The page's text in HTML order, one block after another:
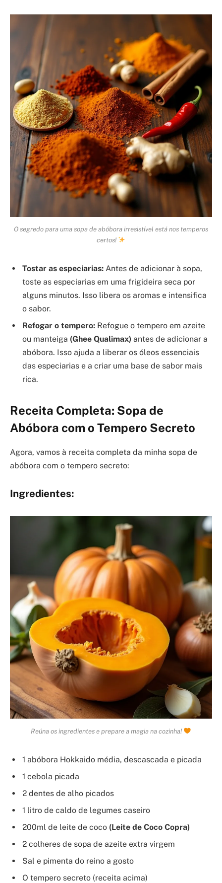
O segredo para uma sopa de abóbora irresistível está nos temperos
certos!
Tostar as especiarias: Antes de adicionar à sopa,
toste as especiarias em uma frigideira seca por
alguns minutos. Isso libera os aromas e intensifica
o sabor.
Refogar o tempero: Refogue o tempero em azeite
ou manteiga (Ghee Qualimax) antes de adicionar a
abóbora. Isso ajuda a liberar os óleos essenciais
das especiarias e a criar uma base de sabor mais
rica.
Receita Completa: Sopa de
Abóbora com o Tempero Secreto
Agora, vamos à receita completa da minha sopa de
abóbora com o tempero secreto:
Ingredientes:
Reúna os ingredientes e prepare a magia na cozinha!
1 abóbora Hokkaido média, descascada e picada
1 cebola picada
2 dentes de alho picados
1 litro de caldo de legumes caseiro
200ml de leite de coco (Leite de Coco Copra)
2 colheres de sopa de azeite extra virgem
Sal e pimenta do reino a gosto
O tempero secreto (receita acima)